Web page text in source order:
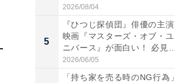
2026/08/04
5
『ひつじ探偵団』俳優の主演
映画『マスターズ・オブ・ユ
ニバース』が面白い！ 必見
で...
2026/06/05
「持ち家を売る時のNG行為」